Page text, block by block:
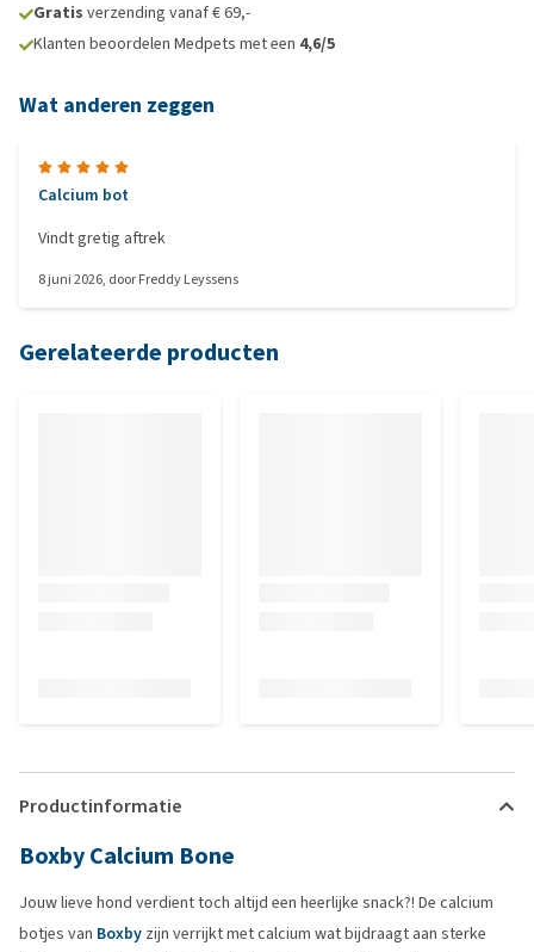
Gratis verzending vanaf € 69,-
Klanten beoordelen Medpets met een 4,6/5
Wat anderen zeggen
Calcium bot
Vindt gretig aftrek
8 juni 2026, doorFreddy Leyssens
Gerelateerde producten
Productinformatie
Boxby Calcium Bone
Jouw lieve hond verdient toch altijd een heerlijke snack?! De calcium
botjes van Boxby zijn verrijkt met calcium wat bijdraagt aan sterke